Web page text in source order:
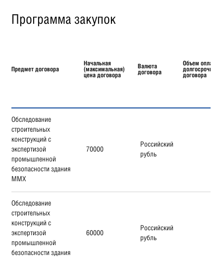
Программа закупок
Предмет договора
Начальная
(максимальная)
цена договора
Валюта
договора
Объем оплаты
долгосрочного
договора
Обследование
строительных
конструкций с
экспертизой
промышленной
безопасности здания
ММХ
70000
Российский
рубль
Обследование
строительных
конструкций с
экспертизой
промышленной
безопасности здания
60000
Российский
рубль